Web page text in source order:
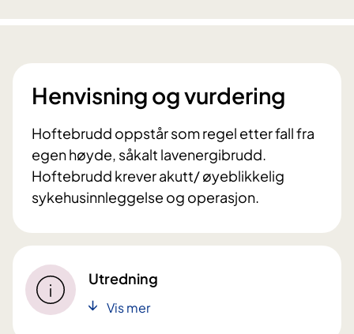
Henvisning og vurdering
Hoftebrudd oppstår som regel etter fall fra
egen høyde, såkalt lavenergibrudd.
Hoftebrudd krever akutt/ øyeblikkelig
sykehusinnleggelse og operasjon.
Utredning
Vis mer